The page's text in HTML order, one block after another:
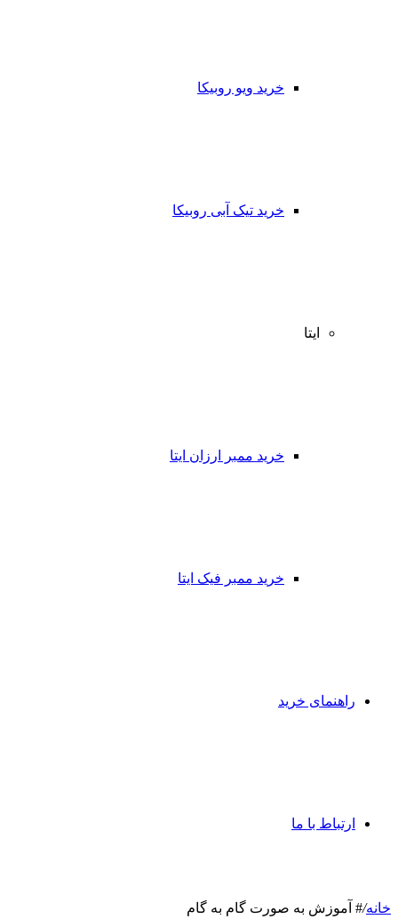
خرید ویو روبیکا
خرید تیک آبی روبیکا
ایتا
خرید ممبر ارزان ایتا
خرید ممبر فیک ایتا
راهنمای خرید
ارتباط با ما
خانه/# آموزش به صورت گام به گام